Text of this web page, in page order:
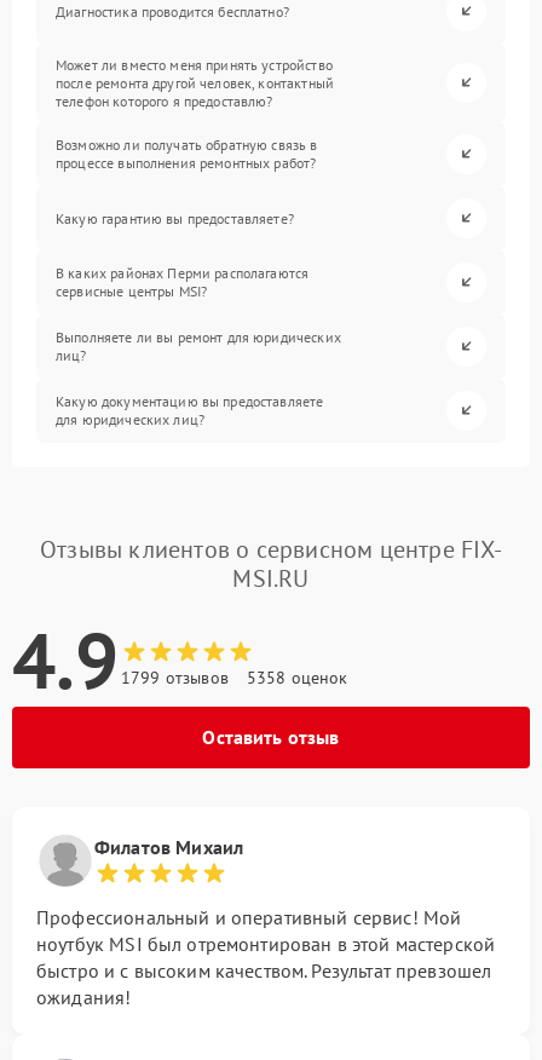
Диагностика проводится бесплатно?
Может ли вместо меня принять устройство
после ремонта другой человек, контактный
телефон которого я предоставлю?
Возможно ли получать обратную связь в
процессе выполнения ремонтных работ?
Какую гарантию вы предоставляете?
В каких районах Перми располагаются
сервисные центры MSI?
Выполняете ли вы ремонт для юридических
лиц?
Какую документацию вы предоставляете
для юридических лиц?
Отзывы клиентов о сервисном центре FIX-
MSI.RU
4.9 1799 отзывов 5358 оценок
Оставить отзыв
Филатов Михаил
Профессиональный и оперативный сервис! Мой
ноутбук MSI был отремонтирован в этой мастерской
быстро и с высоким качеством. Результат превзошел
ожидания!